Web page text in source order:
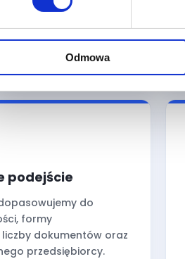
Odmowa
wykorzystując
oraz bezpieczne
i
podejście
do
formy
dokumentów oraz
przedsiębiorcy.